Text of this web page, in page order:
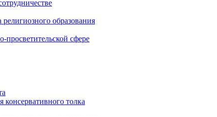
образования
просветительской сфере
толка